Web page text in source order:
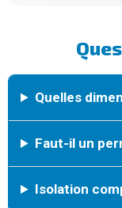
Quelles
Faut-il un
Isolation